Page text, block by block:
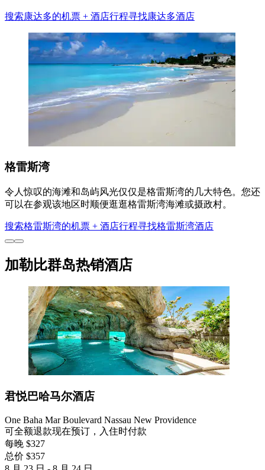
搜索康达多的机票 + 酒店行程寻找康达多酒店
格雷斯湾
令人惊叹的海滩和岛屿风光仅仅是格雷斯湾的几大特色。您还
可以在参观该地区时顺便逛逛格雷斯湾海滩或摄政村。
搜索格雷斯湾的机票 + 酒店行程寻找格雷斯湾酒店
加勒比群岛热销酒店
君悦巴哈马尔酒店
One Baha Mar Boulevard Nassau New Providence
可全额退款现在预订，入住时付款
每晚 $327
总价 $357